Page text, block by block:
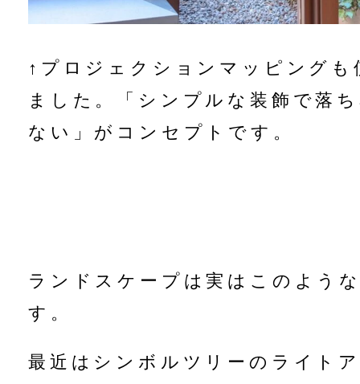
↑プロジェクションマッピング
ました。「シンプルな装飾で落
ない」がコンセプトです。
ランドスケープは実はこのよう
す。
最近はシンボルツリーのライト